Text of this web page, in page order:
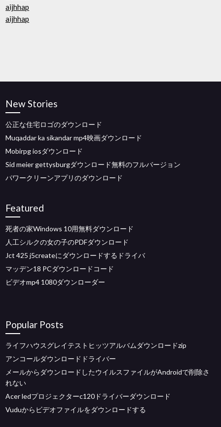
aijhhap
aijhhap
New Stories
公正な住宅ロゴのダウンロード
Muqaddar ka sikandar mp4映画ダウンロード
Mobirpg iosダウンロード
Sid meier gettysburgダウンロード無料のフルバージョン
パワークリーンアプリのダウンロード
Featured
死者の家Windows 10用無料ダウンロード
人工シルクの女の子のPDFダウンロード
Jct 425 j5createにダウンロードするドライバ
マッデン18 PCダウンロードコード
ビデオmp4 1080ダウンローダー
Popular Posts
ライフハウスグレイテストヒッツアルバムダウンロードzip
アンコールダウンロードドライバー
メールからダウンロードしたウイルスファイルがAndroidで削除さ
れない
Acer ledプロジェクターc120ドライバーダウンロード
Vuduからビデオファイルをダウンロードする